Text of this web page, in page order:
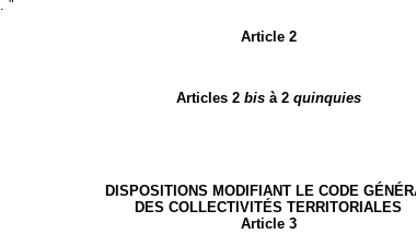
"
Article 2
Articles 2 bis à 2 quinquies
DISPOSITIONS MODIFIANT LE CODE
DES COLLECTIVITÉS TERRITORIALES
Article 3